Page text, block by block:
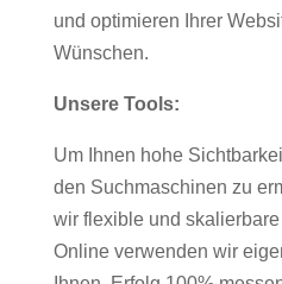
und optimieren Ihrer
Wünschen.
Unsere Tools:
Um Ihnen hohe
den Suchmaschinen zu
wir flexible und
Online verwenden wir